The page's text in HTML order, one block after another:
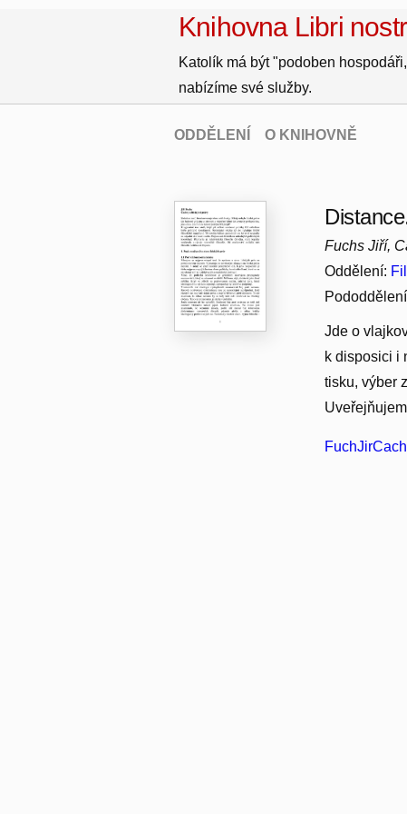
Knihovna Libri
Katolík má být "podoben
nabízíme své služby.
ODDĚLENÍ O KNIHOVNĚ
Fuchs Jiří,
Oddělení:
Jde o
k disposici i
tisku, výber